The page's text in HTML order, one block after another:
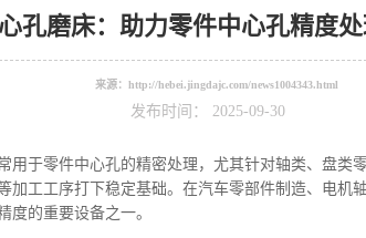
孔磨床：助力零件中心孔精度
来源： http://hebei.jingdajc.com/news1004343.html
发布时间： 2025-09-30
用于零件中心孔的精密处理，尤其针对轴类、盘类
加工工序打下稳定基础。在汽车零部件制造、电机
度的重要设备之一。